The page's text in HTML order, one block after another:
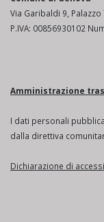
Via Garibaldi 9,
P.IVA: 00856930102
Amministrazione
I dati personali
dalla direttiva
Dichiarazione di